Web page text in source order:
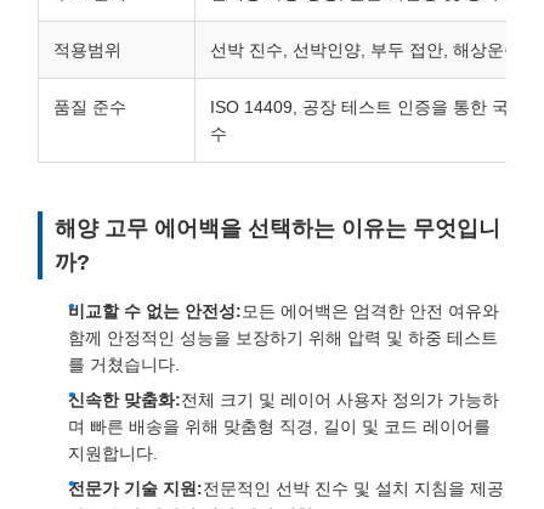
적용범위 선박 진수, 선박인양, 부두 접안, 해상운송
품질 준수
ISO 14409, 공장 테스트 인증을 통한 국제
수
해양 고무 에어백을 선택하는 이유는 무엇입니
까?
비교할 수 없는 안전성:모든 에어백은 엄격한 안전 여유와
함께 안정적인 성능을 보장하기 위해 압력 및 하중 테스트
를 거쳤습니다.
신속한 맞춤화:전체 크기 및 레이어 사용자 정의가 가능하
며 빠른 배송을 위해 맞춤형 직경, 길이 및 코드 레이어를
지원합니다.
전문가 기술 지원:전문적인 선박 진수 및 설치 지침을 제공